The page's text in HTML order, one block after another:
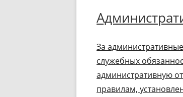
За
служебных
административную
правилам,